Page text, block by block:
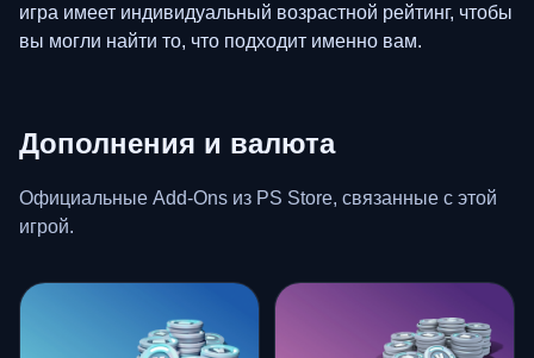
игра имеет индивидуальный возрастной рейтинг, чтобы
вы могли найти то, что подходит именно вам.
Дополнения и валюта
Официальные Add-Ons из PS Store, связанные с этой
игрой.